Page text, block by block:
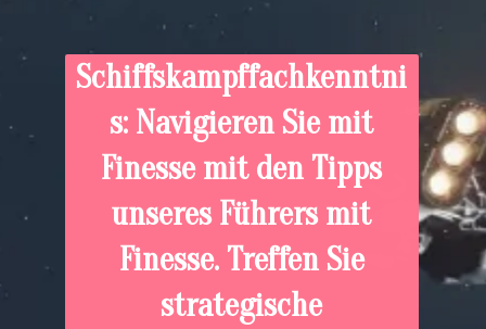
Schiffskampffachkenntni
s: Navigieren Sie mit
Finesse mit den Tipps
unseres Führers mit
Finesse. Treffen Sie
strategische